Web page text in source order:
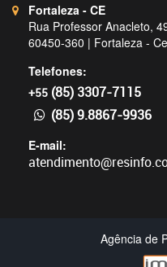
Fortaleza - CE
Rua Professor Anacleto,
60450-360 | Fortaleza -
Telefones:
+55 (85) 3307-7115
(85) 9.8867-9936
E-mail:
Agência de